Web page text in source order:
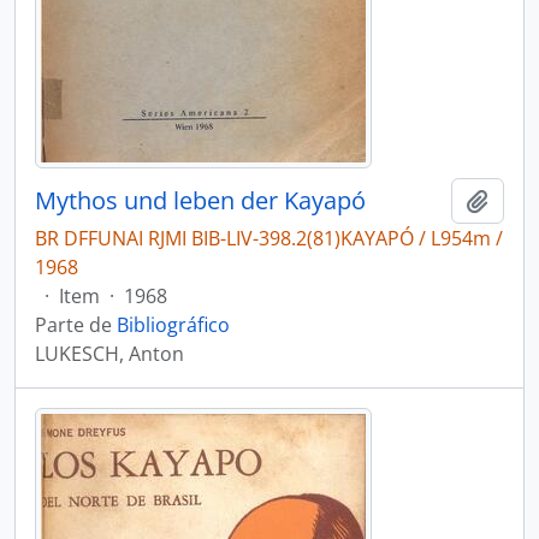
Mythos und leben der Kayapó
BR DFFUNAI RJMI BIB-LIV-398.2(81)KAYAPÓ / L954m /
1968
· Item · 1968
Parte de Bibliográfico
LUKESCH, Anton